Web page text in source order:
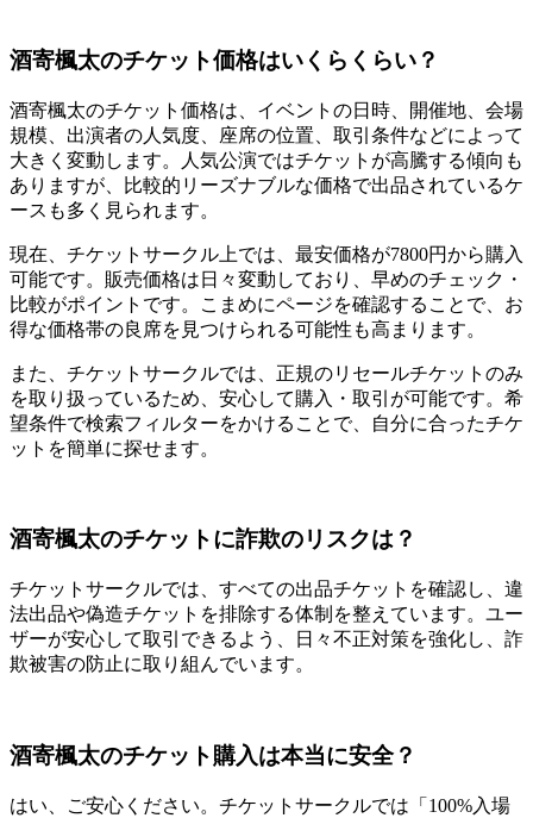
酒寄楓太のチケット価格はいくらくらい？
酒寄楓太のチケット価格は、イベントの日時、開催地、会場
規模、出演者の人気度、座席の位置、取引条件などによって
大きく変動します。人気公演ではチケットが高騰する傾向も
ありますが、比較的リーズナブルな価格で出品されているケ
ースも多く見られます。
現在、チケットサークル上では、最安価格が7800円から購入
可能です。販売価格は日々変動しており、早めのチェック・
比較がポイントです。こまめにページを確認することで、お
得な価格帯の良席を見つけられる可能性も高まります。
また、チケットサークルでは、正規のリセールチケットのみ
を取り扱っているため、安心して購入・取引が可能です。希
望条件で検索フィルターをかけることで、自分に合ったチケ
ットを簡単に探せます。
酒寄楓太のチケットに詐欺のリスクは？
チケットサークルでは、すべての出品チケットを確認し、違
法出品や偽造チケットを排除する体制を整えています。ユー
ザーが安心して取引できるよう、日々不正対策を強化し、詐
欺被害の防止に取り組んでいます。
酒寄楓太のチケット購入は本当に安全？
はい、ご安心ください。チケットサークルでは「100%入場